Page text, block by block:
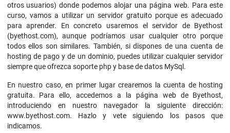
otros usuarios) donde podemos alojar una página web. Para este
curso, vamos a utilizar un servidor gratuito porque es adecuado
para aprender. En concreto usaremos el servidor de Byethost
(byethost.com), aunque podríamos usar cualquier otro porque
todos ellos son similares. También, si dispones de una cuenta de
hosting de pago y de un dominio, puedes utilizar cualquier servidor
siempre que ofrezca soporte php y base de datos MySql.
En nuestro caso, en primer lugar crearemos la cuenta de hosting
gratuita. Para ello, accedemos a la página web de Byethost,
introduciendo en nuestro navegador la siguiente dirección:
www.byethost.com. Hazlo y vete siguiendo los pasos que
indicamos.